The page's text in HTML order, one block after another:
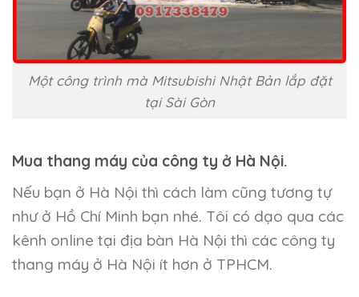
Một công trình mà Mitsubishi Nhật Bản lắp đặt
tại Sài Gòn
Mua thang máy của công ty ở Hà Nội.
Nếu bạn ở Hà Nội thì cách làm cũng tương tự
như ở Hồ Chí Minh bạn nhé. Tôi có dạo qua các
kênh online tại địa bàn Hà Nội thì các công ty
thang máy ở Hà Nội ít hơn ở TPHCM.